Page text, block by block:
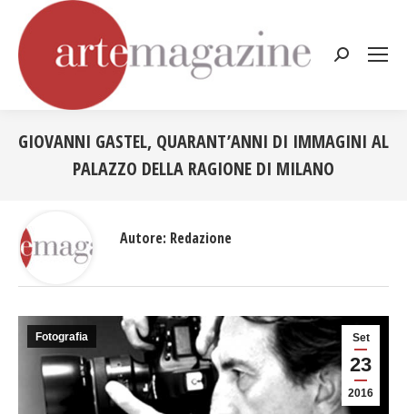
Cerca:
GIOVANNI GASTEL, QUARANT’ANNI DI IMMAGINI AL
PALAZZO DELLA RAGIONE DI MILANO
Set
23
2016
Fotografia
Autore: Redazione